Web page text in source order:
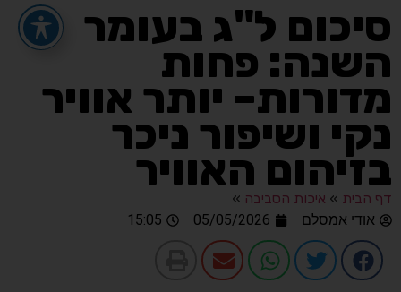
סיכום ל"ג בעומר
השנה: פחות
מדורות– יותר אוויר
נקי ושיפור ניכר
בזיהום האוויר
דף הבית » איכות הסביבה »
אודי אמסלם
05/05/2026
15:05